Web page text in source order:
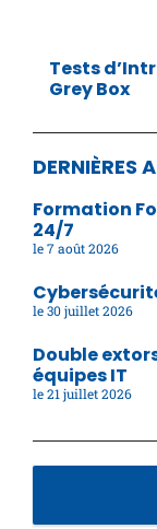
Tests
Grey Box
DERNIÈRES
Formation
24/7
7 août 2026
30 juillet 2026
Double
équipes IT
21 juillet 2026